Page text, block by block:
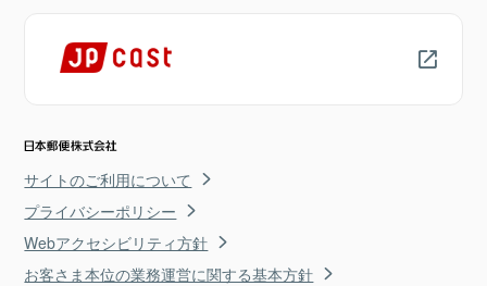
サイトのご利用について
プライバシーポリシー
Webアクセシビリティ方針
お客さま本位の業務運営に関する基本方針